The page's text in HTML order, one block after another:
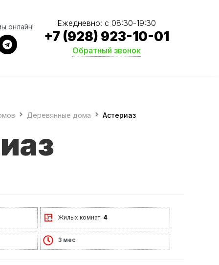
онлайн! Ежедневно: с 08:30-19:30
+7 (928) 923-10-01
Обратный звонок
Деревянные дома Астериаз
Жилых комнат: 4
3 мес